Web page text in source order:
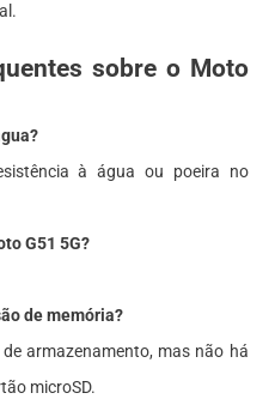
sobre o Moto
à água ou poeira no
G51 5G?
de memória?
armazenamento, mas não há
microSD.